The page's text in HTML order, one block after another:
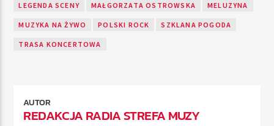
LEGENDA SCENY MAŁGORZATA OSTROWSKA MELUZYNA
MUZYKA NA ŻYWO POLSKI ROCK SZKLANA POGODA
TRASA KONCERTOWA
AUTOR
REDAKCJA RADIA STREFA MUZY